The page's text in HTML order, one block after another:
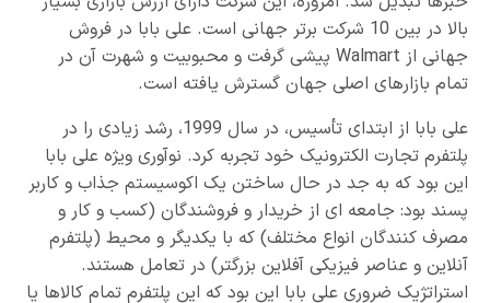
بالا در بین 10 شرکت برتر جهانی است. علی بابا در فروش
جهانی از Walmart پیشی گرفت و محبوبیت و شهرت آن در
تمام بازارهای اصلی جهان گسترش یافته است.
علی بابا از ابتدای تأسیس، در سال 1999، رشد زیادی را در
پلتفرم تجارت الکترونیک خود تجربه کرد. نوآوری ویژه علی بابا
این بود که به جد در حال ساختن یک اکوسیستم جذاب و کاربر
پسند بود: جامعه ای از خریدار و فروشندگان (کسب و کار و
مصرف کنندگان انواع مختلف) که با یکدیگر و محیط (پلتفرم
آنلاین و عناصر فیزیکی آفلاین بزرگتر) در تعامل هستند.
استراتژیک ضروری علی بابا این بود که این پلتفرم تمام کالاها یا